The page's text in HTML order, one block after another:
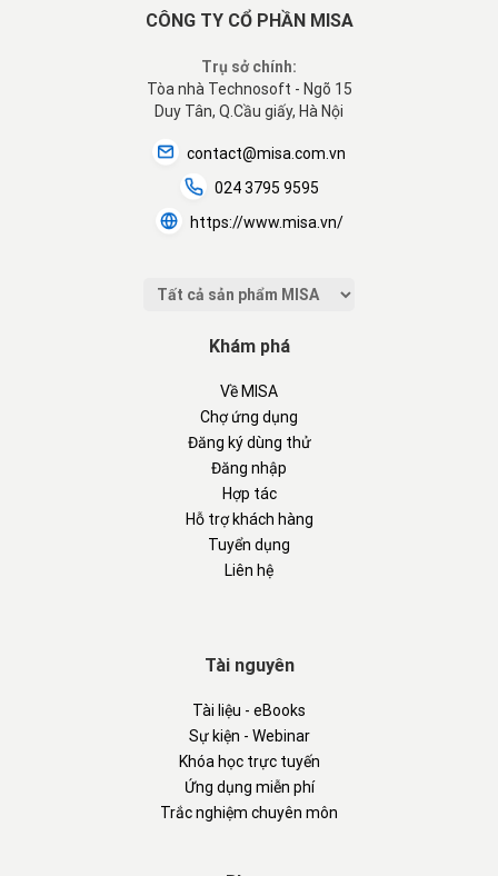
CÔNG TY CỔ PHẦN MISA
Trụ sở chính:
Tòa nhà Technosoft - Ngõ 15
Duy Tân, Q.Cầu giấy, Hà Nội
contact@misa.com.vn
024 3795 9595
https://www.misa.vn/
Khám phá
Về MISA
Chợ ứng dụng
Đăng ký dùng thử
Đăng nhập
Hợp tác
Hỗ trợ khách hàng
Tuyển dụng
Liên hệ
Tài nguyên
Tài liệu - eBooks
Sự kiện - Webinar
Khóa học trực tuyến
Ứng dụng miễn phí
Trắc nghiệm chuyên môn